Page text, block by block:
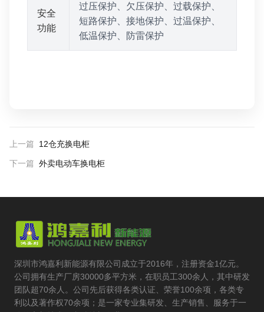
安全
功能
过压保护、欠压保护、过载保护、
短路保护、接地保护、过温保护、
低温保护、防雷保护
上一篇 12仓充换电柜
下一篇 外卖电动车换电柜
深圳市鸿嘉利新能源有限公司成立于2016年，注册资金1亿元。
公司拥有生产厂房30000多平方米，在职员工300余人，其中研发
团队超70余人。公司先后获得各类认证、荣誉100余项，各类专
利以及著作权70余项；是一家专业集研发、生产销售、服务于一